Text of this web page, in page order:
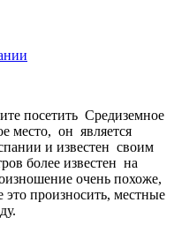
посетить Средиземное
место, он является
и известен своим
более известен на
очень похоже,
это произносить, местные